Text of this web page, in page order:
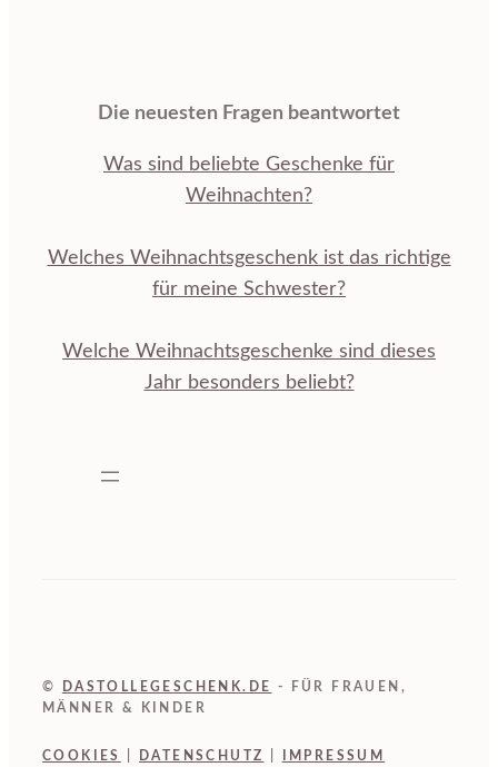
Die neuesten Fragen beantwortet
Was sind beliebte Geschenke für
Weihnachten?
Welches Weihnachtsgeschenk ist das richtige
für meine Schwester?
Welche Weihnachtsgeschenke sind dieses
Jahr besonders beliebt?
© DASTOLLEGESCHENK.DE
- FÜR FRAUEN,
MÄNNER & KINDER
COOKIES DATENSCHUTZ IMPRESSUM